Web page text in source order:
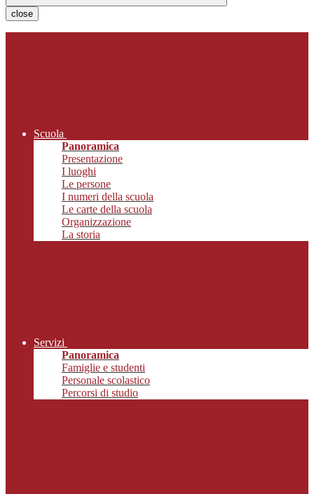
close
Scuola
Panoramica
Presentazione
I luoghi
Le persone
I numeri della scuola
Le carte della scuola
Organizzazione
La storia
Servizi
Panoramica
Famiglie e studenti
Personale scolastico
Percorsi di studio